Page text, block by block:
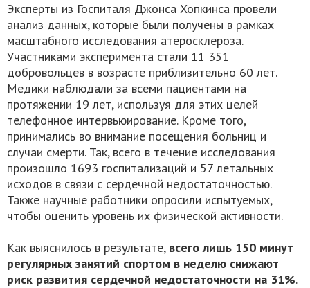
Эксперты из Госпиталя Джонса Хопкинса провели
анализ данных, которые были получены в рамках
масштабного исследования атеросклероза.
Участниками эксперимента стали 11 351
добровольцев в возрасте приблизительно 60 лет.
Медики наблюдали за всеми пациентами на
протяжении 19 лет, используя для этих целей
телефонное интервьюирование. Кроме того,
принимались во внимание посещения больниц и
случаи смерти. Так, всего в течение исследования
произошло 1693 госпитализаций и 57 летальных
исходов в связи с сердечной недостаточностью.
Также научные работники опросили испытуемых,
чтобы оценить уровень их физической активности.
Как выяснилось в результате, всего лишь 150 минут
регулярных занятий спортом в неделю снижают
риск развития сердечной недостаточности на 31%.